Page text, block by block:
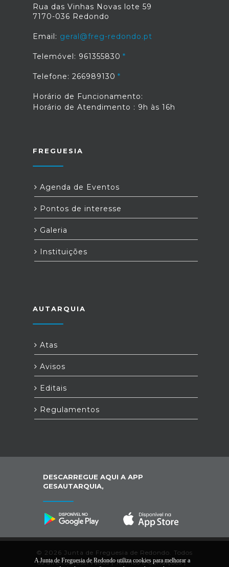
Rua das Vinhas Novas lote 59
7170-036 Redondo
Email: geral@freg-redondo.pt
Telemóvel: 961355830
Telefone: 266989130
Horário de Funcionamento:
Horário de Atendimento : 9h às 16h
FREGUESIA
Agenda de Eventos
Pontos de interesse
Galeria
Instituições
AUTARQUIA
Atas
Avisos
Editais
Regulamentos
DESCARREGUE AQUI A APP
GESAUTARQUIA,
© 2026 Junta de Freguesia de Redondo. Todos
os direitos reservados |Termos e Condições|*
A Junta de Freguesia de Redondo utiliza cookies para melhorar a